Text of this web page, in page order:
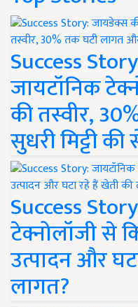
Success
जायटॉनिक
की तस्वीर,
सुधरी मिट्टी
Success
टेक्नोलॉजी से
उत्पादन और
लागत?